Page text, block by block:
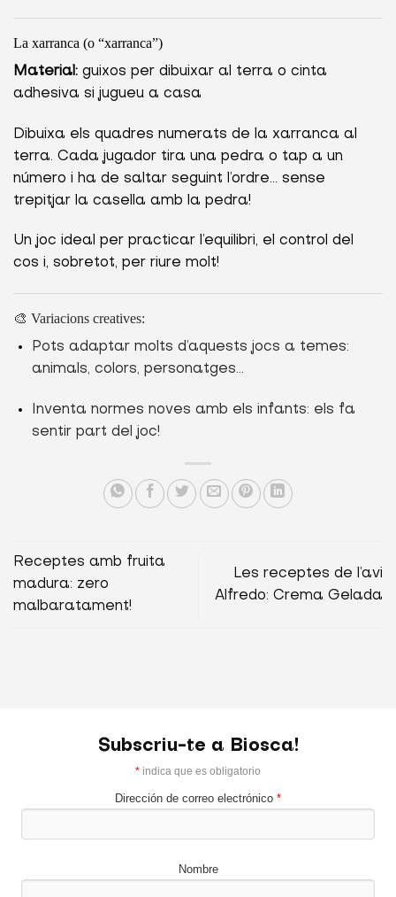
La xarranca (o “xarranca”)
Material: guixos per dibuixar al terra o cinta
adhesiva si jugueu a casa
Dibuixa els quadres numerats de la xarranca al
terra. Cada jugador tira una pedra o tap a un
número i ha de saltar seguint l’ordre… sense
trepitjar la casella amb la pedra!
Un joc ideal per practicar l’equilibri, el control del
cos i, sobretot, per riure molt!
🎨 Variacions creatives:
Pots adaptar molts d’aquests jocs a temes:
animals, colors, personatges…
Inventa normes noves amb els infants: els fa
sentir part del joc!
Receptes amb fruita
madura: zero
malbaratament!
Les receptes de l’avi
Alfredo: Crema Gelada
Subscriu-te a Biosca!
* indica que es obligatorio
Dirección de correo electrónico *
Nombre